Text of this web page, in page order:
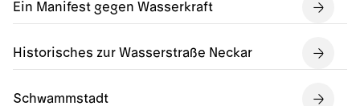
Ein Manifest gegen Wasserkraft
Historisches zur Wasserstraße Neckar
Schwammstadt